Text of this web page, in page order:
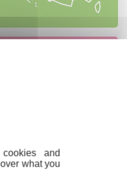
and
what you